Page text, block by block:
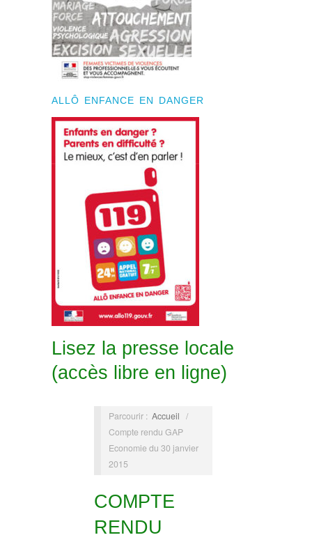
ALLÔ ENFANCE EN DANGER
Lisez la presse locale
(accès libre en ligne)
Parcourir : Accueil /
Compte rendu GAP
Economie du 30 janvier
2015
COMPTE
RENDU